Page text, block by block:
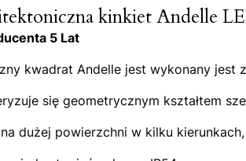
kinkiet Andelle
5 Lat
kwadrat Andelle jest wykonany jest
się geometrycznym kształtem
dużej powierzchni w kilku